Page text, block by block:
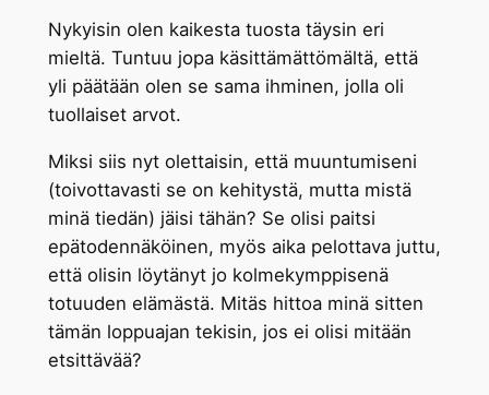
Nykyisin olen kaikesta tuosta täysin eri
mieltä. Tuntuu jopa käsittämättömältä, että
yli päätään olen se sama ihminen, jolla oli
tuollaiset arvot.
Miksi siis nyt olettaisin, että muuntumiseni
(toivottavasti se on kehitystä, mutta mistä
minä tiedän) jäisi tähän? Se olisi paitsi
epätodennäköinen, myös aika pelottava juttu,
että olisin löytänyt jo kolmekymppisenä
totuuden elämästä. Mitäs hittoa minä sitten
tämän loppuajan tekisin, jos ei olisi mitään
etsittävää?